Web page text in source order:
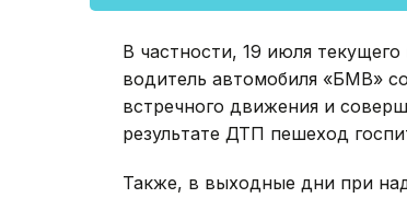
В частности, 19 июля
водитель автомобиля «БМВ»
встречного движения и
результате ДТП пешеход
Также, в выходные дни при